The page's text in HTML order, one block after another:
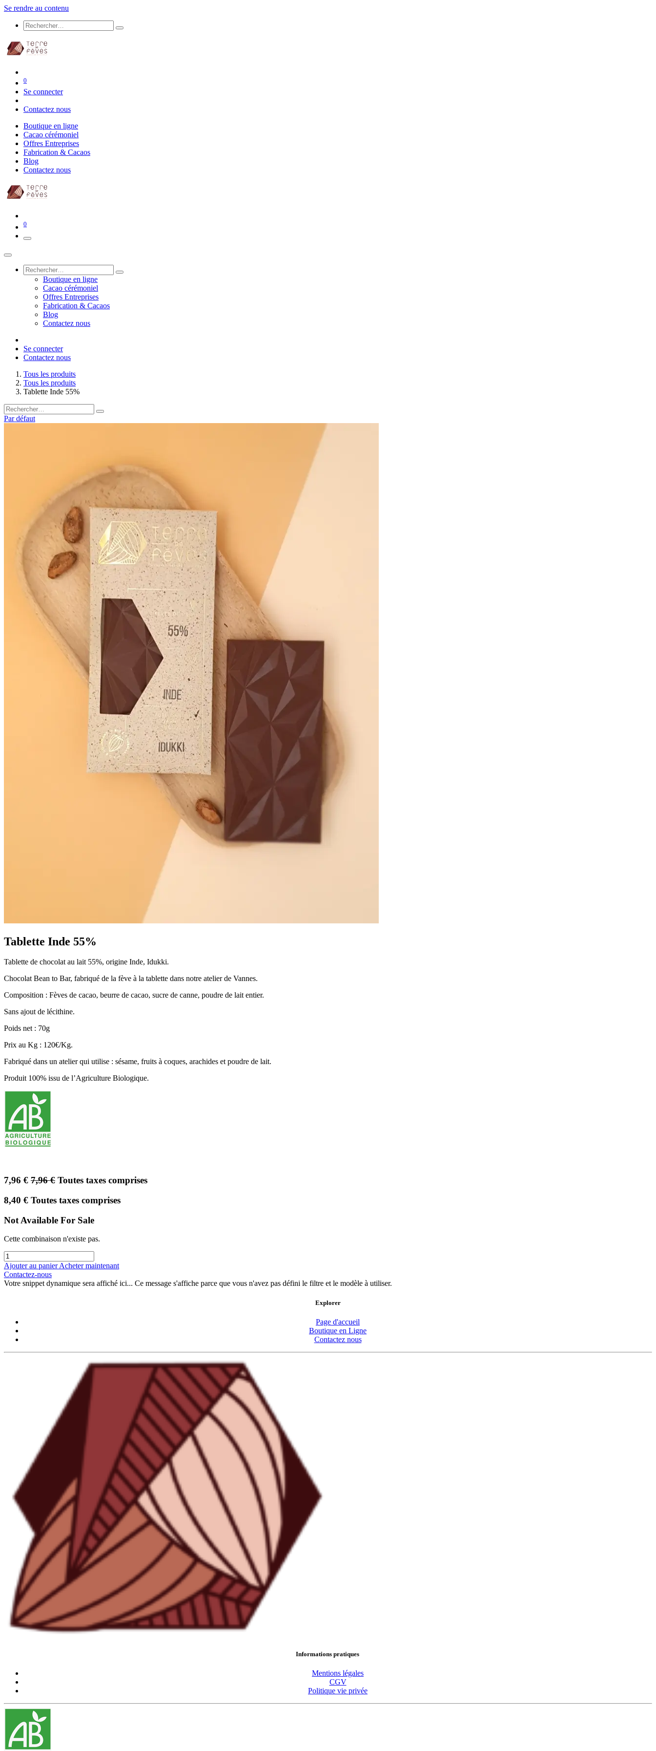
Se rendre au contenu
0
Se connecter
Contactez nous
Boutique en ligne
Cacao cérémoniel
Offres Entreprises
Fabrication & Cacaos
Blog
Contactez nous
0
Boutique en ligne
Cacao cérémoniel
Offres Entreprises
Fabrication & Cacaos
Blog
Contactez nous
Se connecter
Contactez nous
Tous les produits
Tous les produits
Tablette Inde 55%
Par défaut
Tablette Inde 55%
Tablette de chocolat au lait 55%, origine Inde, Idukki.
Chocolat Bean to Bar, fabriqué de la fève à la tablette dans notre atelier de Vannes.
Composition : Fèves de cacao, beurre de cacao, sucre de canne, poudre de lait entier.
Sans ajout de lécithine.
Poids net : 70g
Prix au Kg : 120€/Kg.
Fabriqué dans un atelier qui utilise : sésame, fruits à coques, arachides et poudre de lait.
Produit 100% issu de l’Agriculture Biologique.
7,96 € 7,96€ Toutes taxes comprises
8,40 € Toutes taxes comprises
Not Available For Sale
Cette combinaison n'existe pas.
Ajouter au panierAcheter maintenant
Contactez-nous
Votre snippet dynamique sera affiché ici... Ce message s'affiche parce que vous n'avez pas défini le filtre et le modèle à utiliser.
Explorer
Page d'accueil
Boutique en Ligne
Contactez nous
Informations pratiques
Mentions légales
CGV
Politique vie privée